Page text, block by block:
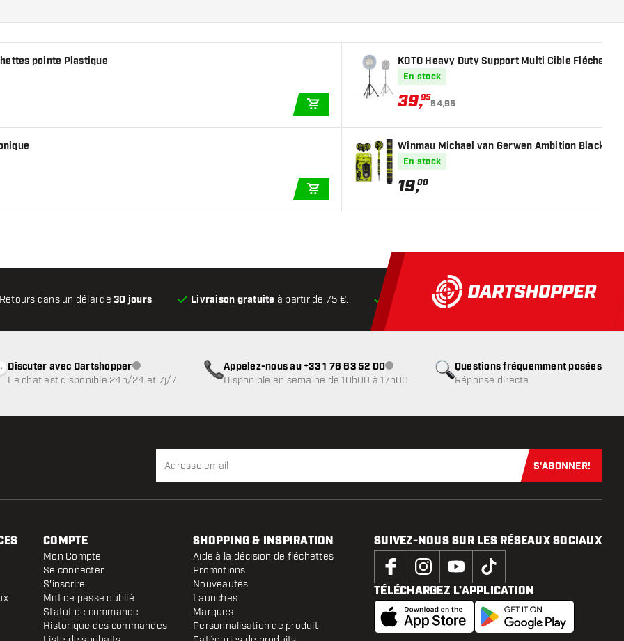
toute la communauté en
ou la fonctionnalité
disposition. Vous pouvez
support@gran-
pointe Plastique
AJOUTER AU PANIER
KOTO Heavy Duty Support Multi Cible Fléchettes
En stock
39,95
54,95
Winmau Michael van Gerwen Ambition Black
En stock
19,00
Retours dans un délai de30 jours Livraison gratuite à partir de 75 €. Expédition dans les24 heures Retours
Questions fréquemment posées
Réponse directe
Discuter avec DartshopperService client indisponible
Le chat est disponible 24h/24 et 7j/7
Appelez-nous au +33 1 76 63 52 00Service client indisponible
Disponible en semaine de 10h00 à 17h00
Abonnez-
S'ABONNER!
COMPTE
Mon Compte
Se connecter
S'inscrire
Mot de passe oublié
Statut de commande
Historique des commandes
SHOPPING & INSPIRATION
Aide à la décision de fléchettes
Promotions
Nouveautés
Launches
Marques
Personnalisation de produit
SUIVEZ-NOUS SUR LES RÉSEAUX SOCIAUX
TÉLÉCHARGEZ L’APPLICATION